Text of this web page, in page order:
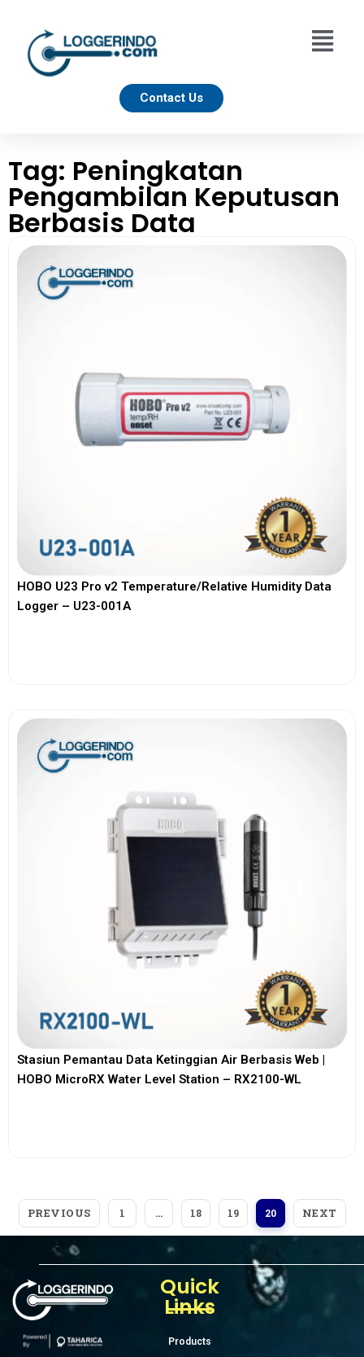
Contact Us
Tag: Peningkatan
Pengambilan Keputusan
Berbasis Data
HOBO U23 Pro v2 Temperature/Relative Humidity Data
Logger – U23-001A
Stasiun Pemantau Data Ketinggian Air Berbasis Web |
HOBO MicroRX Water Level Station – RX2100-WL
PREVIOUS 1 … 18 19 20 NEXT
Quick
Links
Products